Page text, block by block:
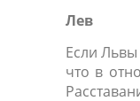
Лев
Если
что в